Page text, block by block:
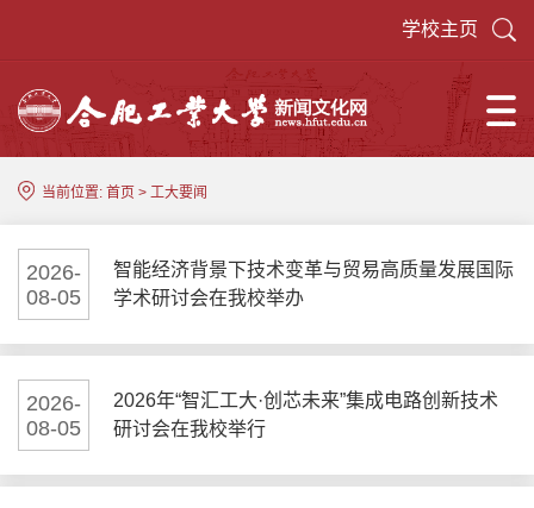
学校主页
当前位置: 首页 > 工大要闻
2026-
08-05
智能经济背景下技术变革与贸易高质量发展国际
学术研讨会在我校举办
2026-
08-05
2026年“智汇工大·创芯未来”集成电路创新技术
研讨会在我校举行